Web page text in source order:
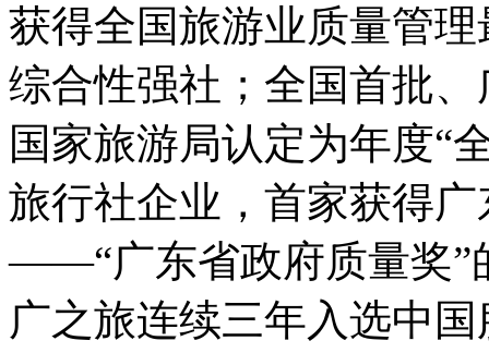
获得全国旅游业质量管
综合性强社；全国首批
国家旅游局认定为年度“
旅行社企业，首家获得
——“广东省政府质量奖”
广之旅连续三年入选中